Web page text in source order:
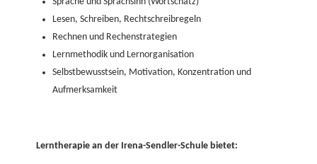
Lesen, Schreiben, Rechtschreibregeln
Rechnen und Rechenstrategien
Lernmethodik und Lernorganisation
Selbstbewusstsein, Motivation, Konzentration und
Aufmerksamkeit
Lerntherapie an der Irena-Sendler-Schule bietet: